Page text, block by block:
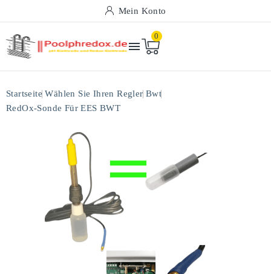
Mein Konto

0
Startseite Wählen Sie Ihren Regler Bwt
RedOx-Sonde Für EES BWT